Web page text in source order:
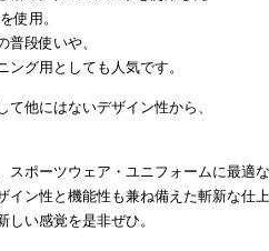
使用。
段使いや、
グ用としても人気です。
他にはないデザイン性から、
スポーツウェア・ユニフォームに最適
ン性と機能性も兼ね備えた斬新な仕上
い感覚を是非ぜひ。